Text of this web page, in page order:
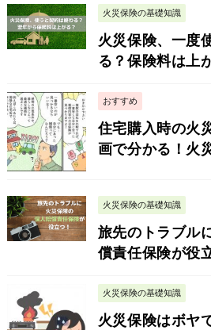
火災保険の基礎知識
火災保険、一度
る？保険料は上
おすすめ
住宅購入時の火
画で分かる！火
火災保険の基礎知識
旅先のトラブル
償責任保険が役
火災保険の基礎知識
火災保険はボヤ